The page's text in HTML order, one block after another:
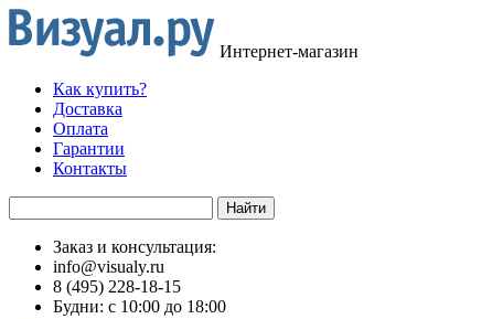
Интернет-магазин
Как купить?
Доставка
Оплата
Гарантии
Контакты
Заказ и консультация:
info@visualy.ru
8 (495) 228-18-15
Будни: с 10:00 до 18:00